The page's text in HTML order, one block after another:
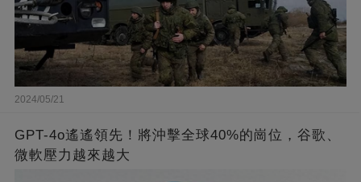
2024/05/21
GPT-4o遙遙領先！將沖擊全球40%的崗位，谷歌、
微軟壓力越來越大